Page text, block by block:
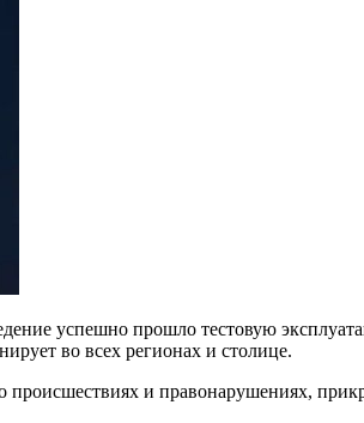
успешно прошло тестовую
во всех регионах и столице.
и правонарушениях,